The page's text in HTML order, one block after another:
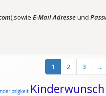
),sowie E-Mail Adresseund
1 2 3 ...
Kinderwunsch